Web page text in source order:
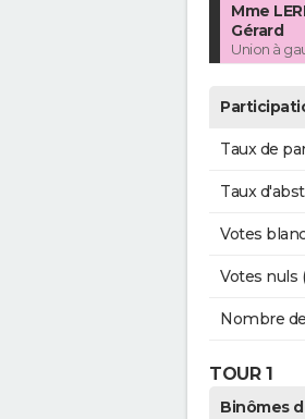
Mme
Gérard
Union à
Taux de
Taux
Votes
Votes nuls
Nombre
TOUR 1
Binômes